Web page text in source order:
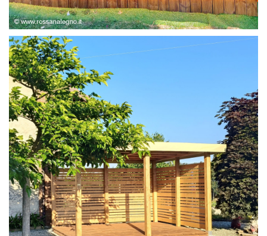
STRUTTURA ABETE LAMELLARE, RIVESTIMENTO IN
LARICE,